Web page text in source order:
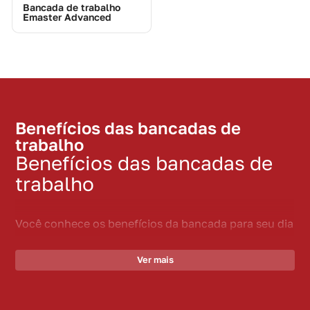
Bancada de trabalho
Emaster Advanced
Benefícios das bancadas de
trabalho
Benefícios das bancadas de
trabalho
Você conhece os benefícios da bancada para seu dia
Ver mais